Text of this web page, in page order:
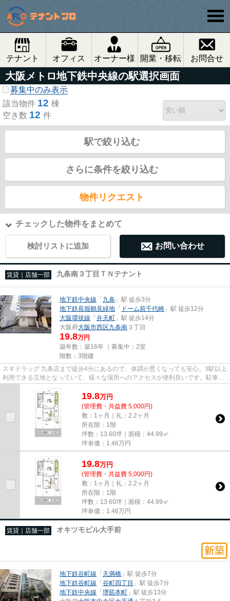
テナント オフィス オーナー様 開業・移転 お問合せ
大阪メトロ地下鉄中央線の駅選択画面
募集中のみ表示
該当物件 12 棟
空き数 12 件
駅で絞り込む
さらに条件を絞り込む
物件リクエスト
チェックした物件をまとめて
検討リストに追加 お問い合わせ
賃貸｜店舗一部 九条南３丁目ＴＮテナント
地下鉄中央線 「九条 」駅 徒歩3分
地下鉄長堀鶴見緑地 「 ドーム前千代崎 」駅 徒歩12分
大阪環状線 「弁天町 」駅 徒歩14分
大阪府大阪市西区九条南 ３丁目
19.8万円
築年数：築16年 ｜募集中： 2室
階数：3階建
スギドラッグ 九条店まで徒歩4分にあるので、体調が悪くなっても安心。3駅以上
利用できる立地となっていて、様々な場所へのアクセスが便利良いです。駐車場
までの距離は300mです。周辺...
19.8万円
(管理費・共益費 5,000円)
敷：1ヶ月｜礼：2.2ヶ月
所在階：1階
坪数：13.60坪｜面積：44.99㎡
坪単価： 1.46万円
19.8万円
(管理費・共益費 5,000円)
敷：1ヶ月｜礼：2.2ヶ月
所在階：1階
坪数：13.60坪｜面積：44.99㎡
坪単価： 1.46万円
賃貸｜店舗一部 オキツモビル大手前
地下鉄谷町線 「天満橋 」駅 徒歩7分
地下鉄谷町線 「谷町四丁目 」駅 徒歩7分
地下鉄中央線 「堺筋本町 」駅 徒歩13分